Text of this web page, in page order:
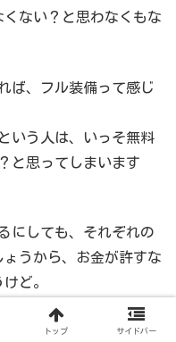
ない？と思わなくもな
ば、フル装備って感じ
いう人は、いっそ無料
と思ってしまいます
にしても、それぞれの
うから、お金が許すな
ど。
トップ サイドバー